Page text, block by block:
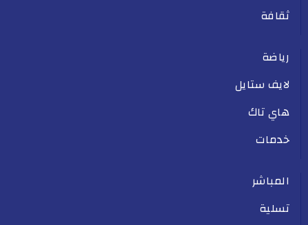
ثقافة
رياضة
لايف ستايل
هاي تاك
خدمات
المباشر
تسلية